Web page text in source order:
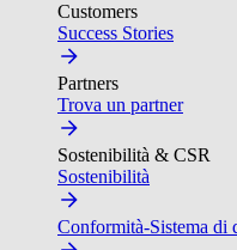
Customers
Success Stories
Partners
Trova un partner
Sostenibilità & CSR
Sostenibilità
Conformità-Sistema di